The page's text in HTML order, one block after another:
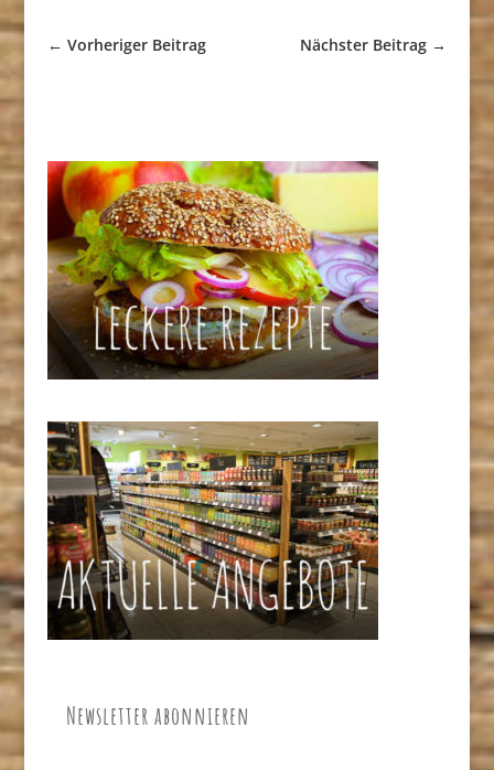
← Vorheriger Beitrag Nächster Beitrag →
Newsletter abonnieren